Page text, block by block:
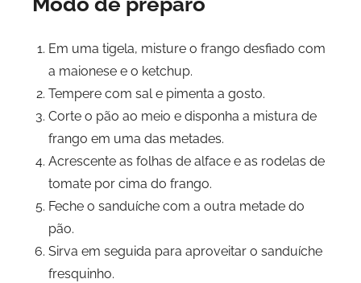
Em uma tigela, misture o frango desfiado com
a maionese e o ketchup.
Tempere com sal e pimenta a gosto.
Corte o pão ao meio e disponha a mistura de
frango em uma das metades.
Acrescente as folhas de alface e as rodelas de
tomate por cima do frango.
Feche o sanduíche com a outra metade do
pão.
Sirva em seguida para aproveitar o sanduíche
fresquinho.